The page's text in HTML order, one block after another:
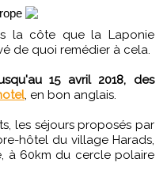
de quoi remédier à cela.
15 avril 2018, des
, en bon anglais.
les séjours proposés par
hôtel du village Harads,
à 60km du cercle polaire